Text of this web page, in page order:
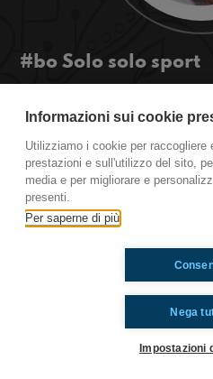
#bo Solo solo sport
soprattutto per gli Europei
quando nasce il dibattito:
Ti è piaciuto? Condividilo!
Informazioni sui cookie
Utilizziamo i cookie per raccogliere
prestazioni e sull'utilizzo del sito,
media e per migliorare e
presenti.
Per saperne di più
Nega
Impostazioni